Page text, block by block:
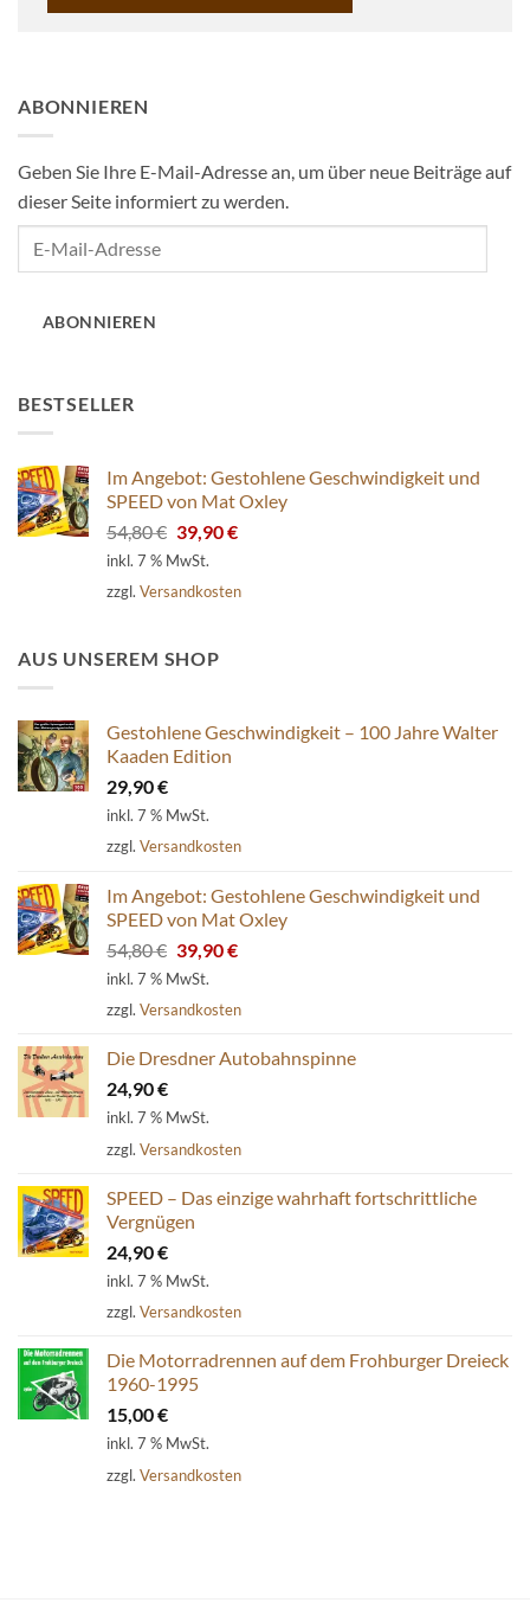
ABONNIEREN
Geben Sie Ihre E-Mail-Adresse an, um über neue Beiträge auf
dieser Seite informiert zu werden.
ABONNIEREN
BESTSELLER
Im Angebot: Gestohlene Geschwindigkeit und
SPEED von Mat Oxley
54,80€ Ursprünglicher
Preis
war:
54,80 €
39,90€Aktueller
39,90 €.
inkl. 7 % MwSt.
zzgl. Versandkosten
AUS UNSEREM SHOP
Gestohlene Geschwindigkeit – 100 Jahre Walter
Kaaden Edition
29,90€
inkl. 7 % MwSt.
zzgl. Versandkosten
Im Angebot: Gestohlene Geschwindigkeit und
SPEED von Mat Oxley
54,80€ Ursprünglicher
Preis
54,80 €
39,90€Aktueller
39,90 €.
inkl. 7 % MwSt.
zzgl. Versandkosten
Die Dresdner Autobahnspinne
24,90€
inkl. 7 % MwSt.
zzgl. Versandkosten
SPEED – Das einzige wahrhaft fortschrittliche
Vergnügen
24,90€
inkl. 7 % MwSt.
zzgl. Versandkosten
Die Motorradrennen auf dem Frohburger Dreieck
1960-1995
15,00€
inkl. 7 % MwSt.
zzgl. Versandkosten